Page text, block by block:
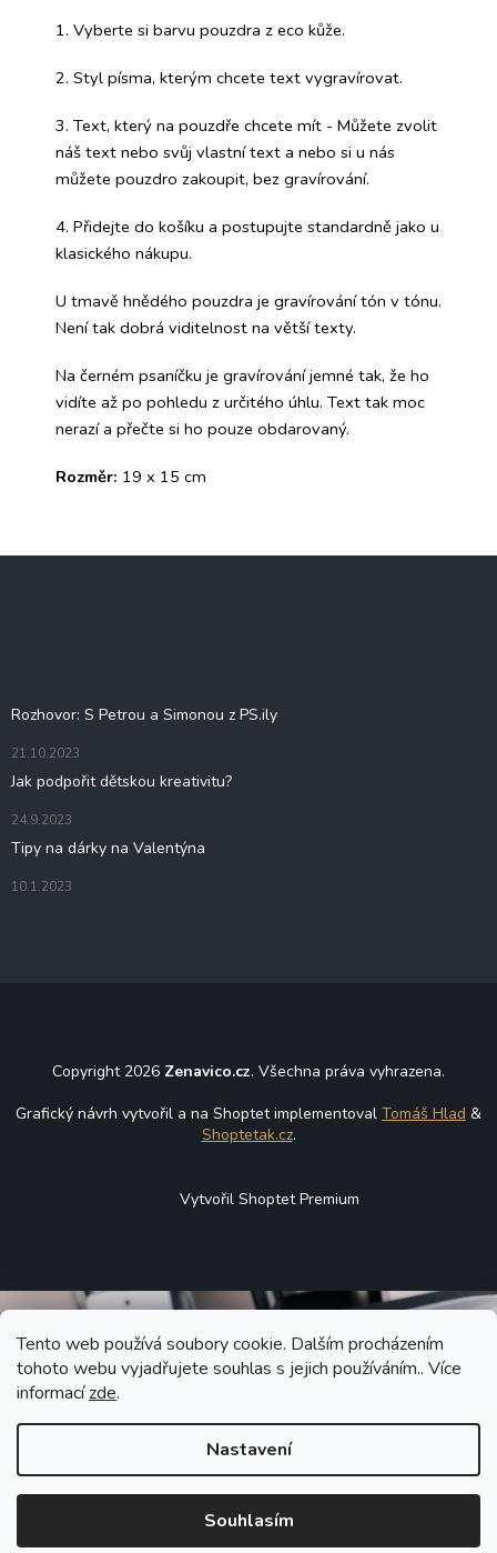
Tento web používá soubory cookie. Dalším procházením
tohoto webu vyjadřujete souhlas s jejich používáním.. Více
informacízde.
Nastavení
Souhlasím
1. Vyberte si barvu pouzdra z eco kůže.
2. Styl písma, kterým chcete text vygravírovat.
3. Text, který na pouzdře chcete mít - Můžete zvolit
náš text nebo svůj vlastní text a nebo si u nás
můžete pouzdro zakoupit, bez gravírování.
4. Přidejte do košíku a postupujte standardně jako u
klasického nákupu.
U tmavě hnědého pouzdra je gravírování tón v tónu.
Není tak dobrá viditelnost na větší texty.
Na černém psaníčku je gravírování jemné tak, že ho
vidíte až po pohledu z určitého úhlu. Text tak moc
nerazí a přečte si ho pouze obdarovaný.
Rozměr: 19 x 15 cm
Rozhovor: S Petrou a Simonou z PS.ily
21.10.2023
Jak podpořit dětskou kreativitu?
24.9.2023
Tipy na dárky na Valentýna
10.1.2023
Copyright 2026 Zenavico.cz. Všechna práva vyhrazena.
Grafický návrh vytvořil a na Shoptet implementoval Tomáš Hlad &
Shoptetak.cz.
Vytvořil Shoptet Premium